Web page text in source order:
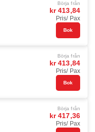
Börja från
kr 413,84
Pris/ Pax
Bok
Börja från
kr 413,84
Pris/ Pax
Bok
Börja från
kr 417,36
Pris/ Pax